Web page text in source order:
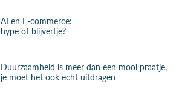
AI en E-commerce:
hype of blijvertje?
Duurzaamheid is meer dan een mooi praatje,
je moet het ook echt uitdragen